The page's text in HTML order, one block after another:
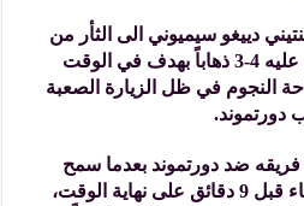
دييغو سيميوني الى الثأر من
ضيفه الكاتالوني الذي تغلب عليه 4-3 ذهاباً بهدف في الوقت
النجوم في ظل الزيارة الصعبة
دورتموند.
ضد دورتموند بعدما سمح
للأخير بتقليص الفارق الأربعاء قبل 9 دقائق على نهاية الوقت،